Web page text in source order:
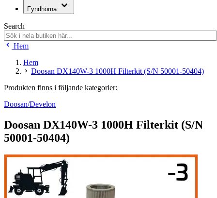
Fyndhörna
Search
Hem
Hem
Doosan DX140W-3 1000H Filterkit (S/N 50001-50404)
Produkten finns i följande kategorier:
Doosan/Develon
Doosan DX140W-3 1000H Filterkit (S/N
50001-50404)